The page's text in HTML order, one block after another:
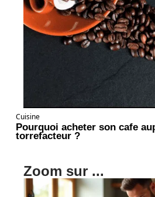
Cuisine
Pourquoi acheter son cafe
torrefacteur ?
Zoom sur ...